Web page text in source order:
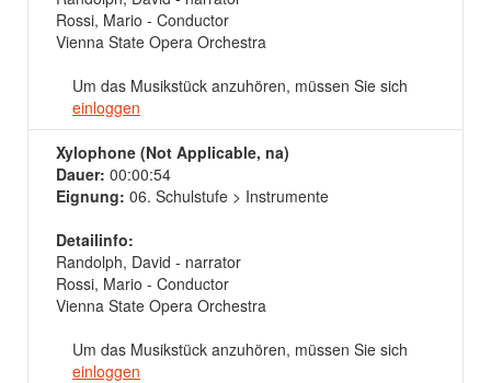
Rossi, Mario - Conductor
Vienna State Opera Orchestra
Um das Musikstück anzuhören, müssen Sie sich
einloggen
Xylophone (Not Applicable, na)
Dauer: 00:00:54
Eignung: 06. Schulstufe > Instrumente
Detailinfo:
Randolph, David - narrator
Rossi, Mario - Conductor
Vienna State Opera Orchestra
Um das Musikstück anzuhören, müssen Sie sich
einloggen